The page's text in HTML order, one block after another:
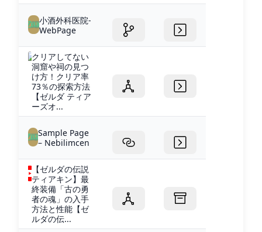
小酒外科医院-
WebPage
クリアしてない
洞窟や祠の見つ
け方！クリア率
73％の探索方法
【ゼルダ ティア
ーズオ...
Sample Page
– Nebilimcen
【ゼルダの伝説
ティアキン】最
終装備「古の勇
者の魂」の入手
方法と性能【ゼ
ルダの伝...